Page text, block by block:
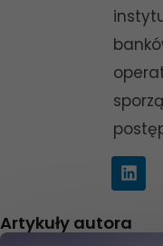
L
i
n
k
e
Artykuły autora